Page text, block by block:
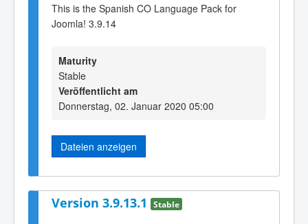
This is the Spanish CO Language Pack for
Joomla! 3.9.14
Maturity
Stable
Veröffentlicht am
Donnerstag, 02. Januar 2020 05:00
Dateien anzeigen
Version 3.9.13.1 Stable